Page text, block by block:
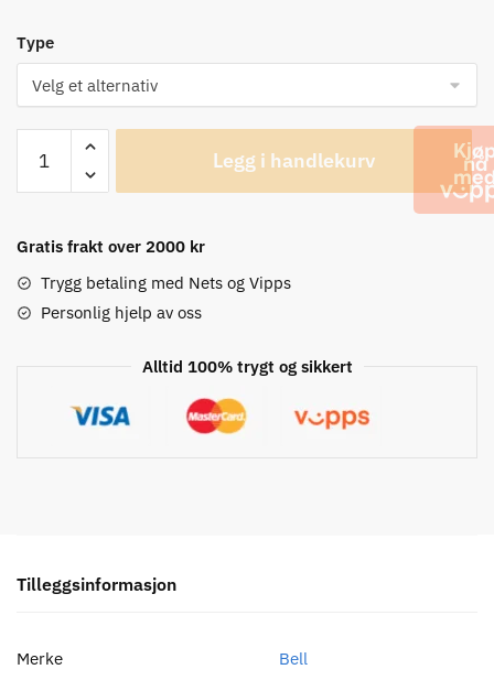
Type
Super
Air
Spherical
MIPS
Red/Black
Legg i handlekurv
Gratis frakt over 2000 kr
Trygg betaling med Nets og Vipps
Personlig hjelp av oss
Alltid 100% trygt og sikkert
Tilleggsinformasjon
Merke Bell